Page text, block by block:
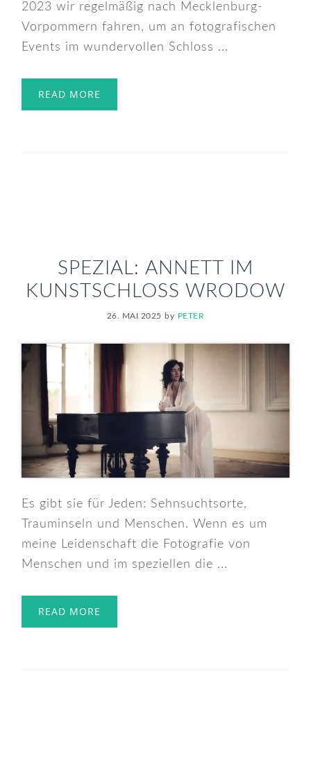
2023 wir regelmäßig nach Mecklenburg-
Vorpommern fahren, um an fotografischen
Events im wundervollen Schloss ...
READ MORE
SPEZIAL: ANNETT IM
KUNSTSCHLOSS WRODOW
26. MAI 2025 by PETER
Es gibt sie für Jeden: Sehnsuchtsorte,
Trauminseln und Menschen. Wenn es um
meine Leidenschaft die Fotografie von
Menschen und im speziellen die ...
READ MORE